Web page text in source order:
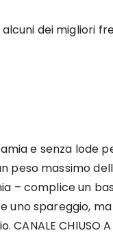
dei migliori
e senza lode
peso massimo
– complice un
uno spareggio,
CHIUSO A